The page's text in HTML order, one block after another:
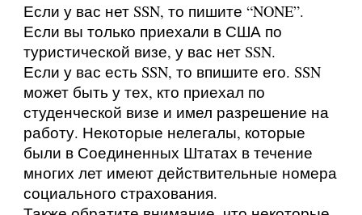
Если у вас нет SSN, то пишите “NONE”.
Если вы только приехали в США по
туристической визе, у вас нет SSN.
Если у вас есть SSN, то впишите его. SSN
может быть у тех, кто приехал по
студенческой визе и имел разрешение на
работу. Некоторые нелегалы, которые
были в Соединенных Штатах в течение
многих лет имеют действительные номера
социального страхования.